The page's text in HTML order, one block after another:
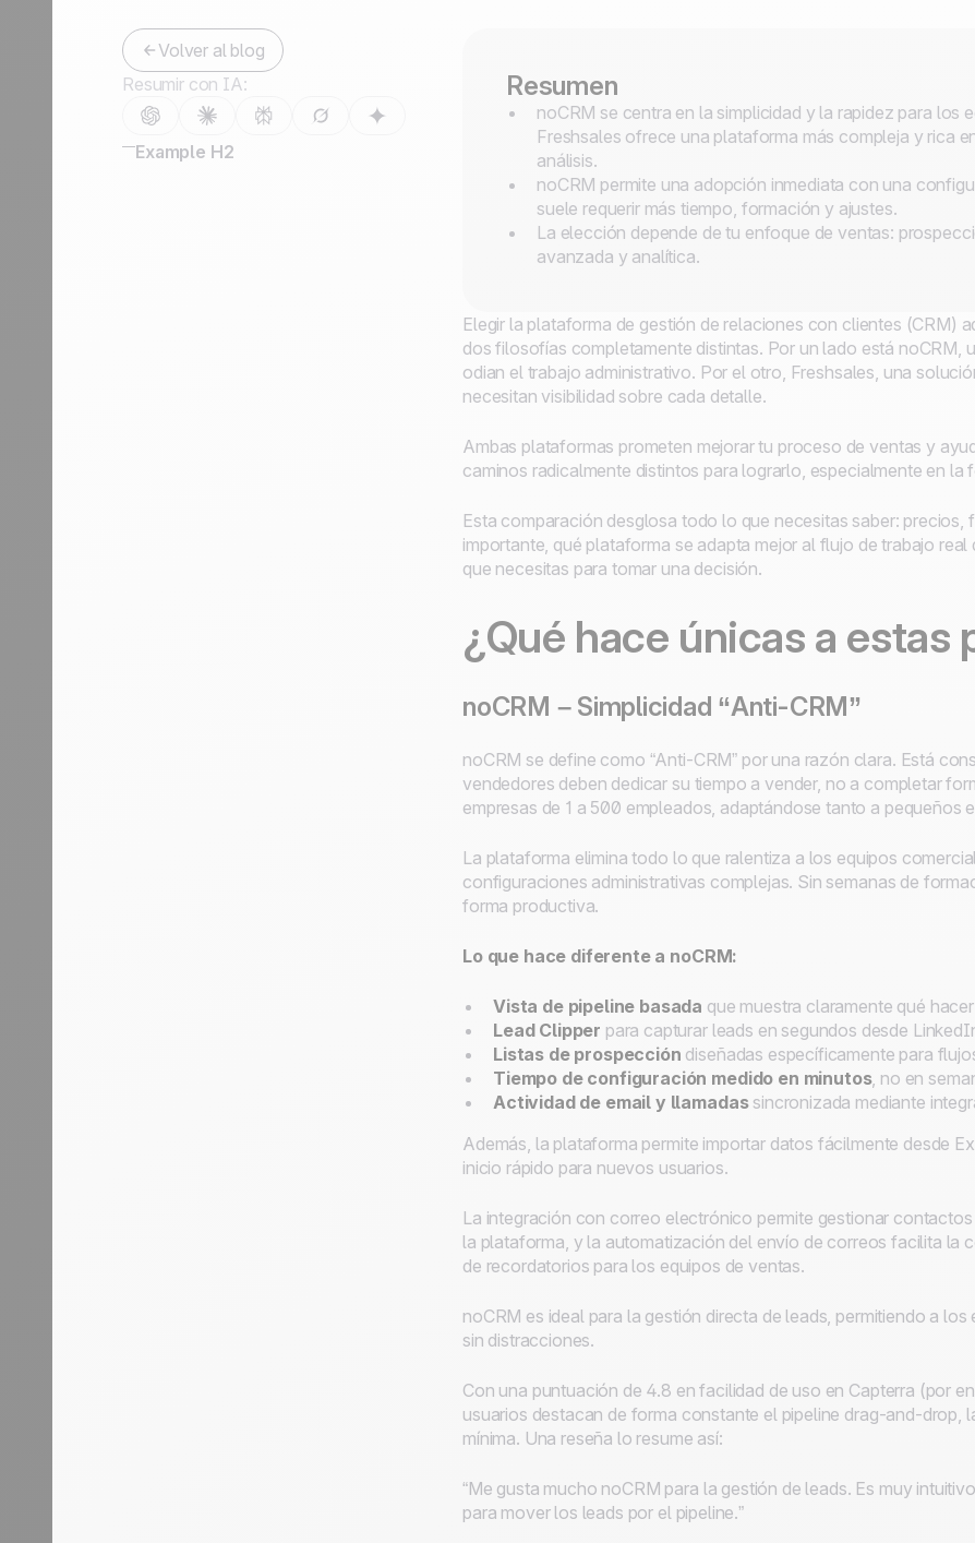
Hazte partner
Volver al blog
Resumir con IA:
Example H2
Resumen
noCRM se centra en la simplicidad y la rapidez para los
Freshsales ofrece una plataforma más compleja y rica
análisis.
noCRM permite una adopción inmediata con una
suele requerir más tiempo, formación y ajustes.
La elección depende de tu enfoque de ventas:
avanzada y analítica.
Elegir la plataforma de gestión de relaciones con clientes (CRM)
dos filosofías completamente distintas. Por un lado está noCRM,
odian el trabajo administrativo. Por el otro, Freshsales, una
necesitan visibilidad sobre cada detalle.
Ambas plataformas prometen mejorar tu proceso de ventas y
caminos radicalmente distintos para lograrlo, especialmente en
Esta comparación desglosa todo lo que necesitas saber:
importante, qué plataforma se adapta mejor al flujo de trabajo
que necesitas para tomar una decisión.
¿Qué hace únicas a estas
noCRM – Simplicidad “Anti-CRM”
noCRM se define como “Anti-CRM” por una razón clara. Está
vendedores deben dedicar su tiempo a vender, no a completar
empresas de 1 a 500 empleados, adaptándose tanto a pequeños
La plataforma elimina todo lo que ralentiza a los equipos
configuraciones administrativas complejas. Sin semanas de
forma productiva.
Lo que hace diferente a noCRM:
Vista de pipeline basada que muestra claramente qué
Lead Clipper para capturar leads en segundos desde
Listas de prospección diseñadas específicamente para
Tiempo de configuración medido en minutos, no en
Actividad de email y llamadassincronizada mediante
Además, la plataforma permite importar datos fácilmente desde
inicio rápido para nuevos usuarios.
La integración con correo electrónico permite gestionar
la plataforma, y la automatización del envío de correos facilita la
de recordatorios para los equipos de ventas.
noCRM es ideal para la gestión directa de leads, permitiendo a
sin distracciones.
Con una puntuación de 4.8 en facilidad de uso en Capterra (por
usuarios destacan de forma constante el pipeline drag-and-drop,
mínima. Una reseña lo resume así:
“Me gusta mucho noCRM para la gestión de leads. Es muy
para mover los leads por el pipeline.”